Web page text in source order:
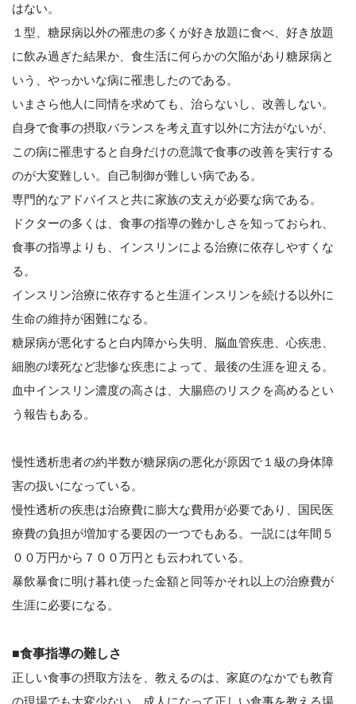
はない。
１型、糖尿病以外の罹患の多くが好き放題に食べ、好き放題
に飲み過ぎた結果か、食生活に何らかの欠陥があり糖尿病と
いう、やっかいな病に罹患したのである。
いまさら他人に同情を求めても、治らないし、改善しない。
自身で食事の摂取バランスを考え直す以外に方法がないが、
この病に罹患すると自身だけの意識で食事の改善を実行する
のが大変難しい。自己制御が難しい病である。
専門的なアドバイスと共に家族の支えが必要な病である。
ドクターの多くは、食事の指導の難かしさを知っておられ、
食事の指導よりも、インスリンによる治療に依存しやすくな
る。
インスリン治療に依存すると生涯インスリンを続ける以外に
生命の維持が困難になる。
糖尿病が悪化すると白内障から失明、脳血管疾患、心疾患、
細胞の壊死など悲惨な疾患によって、最後の生涯を迎える。
血中インスリン濃度の高さは、大腸癌のリスクを高めるとい
う報告もある。
慢性透析患者の約半数が糖尿病の悪化が原因で１級の身体障
害の扱いになっている。
慢性透析の疾患は治療費に膨大な費用が必要であり、国民医
療費の負担が増加する要因の一つでもある。一説には年間５
００万円から７００万円とも云われている。
暴飲暴食に明け暮れ使った金額と同等かそれ以上の治療費が
生涯に必要になる。
■食事指導の難しさ
正しい食事の摂取方法を、教えるのは、家庭のなかでも教育
の現場でも大変少ない。成人になって正しい食事を教える場